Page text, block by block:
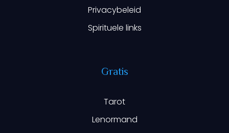
Privacybeleid
Spirituele links
Gratis
Tarot
Lenormand